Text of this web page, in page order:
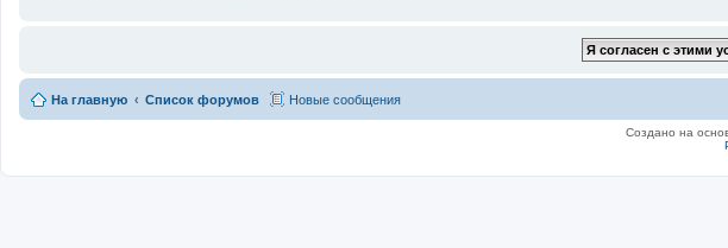
На главную Список форумов Новые сообщения
Создано на